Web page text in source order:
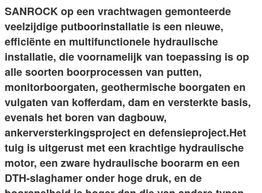
SANROCK op een vrachtwagen gemonteerde
veelzijdige putboorinstallatie is een nieuwe,
efficiënte en multifunctionele hydraulische
installatie, die voornamelijk van toepassing is op
alle soorten boorprocessen van putten,
monitorboorgaten, geothermische boorgaten en
vulgaten van kofferdam, dam en versterkte basis,
evenals het boren van dagbouw,
ankerversterkingsproject en defensieproject.Het
tuig is uitgerust met een krachtige hydraulische
motor, een zware hydraulische boorarm en een
DTH-slaghamer onder hoge druk, en de